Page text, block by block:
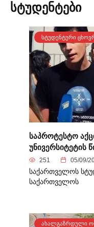
სტუდენტები
ᲡᲢᲣᲓᲔᲜᲢᲣᲠᲘ
საპროტესტო
უნივერსიტეტის
251 05/09/
საქართველოს
საქართველოს
ᲐᲮᲐᲚᲒᲐᲖᲠᲓᲣᲚᲘ